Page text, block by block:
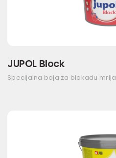
JUPOL Block
Specijalna boja za blokadu mrlja